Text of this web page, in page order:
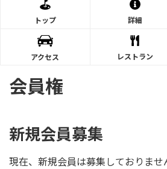
トップ 詳細
アクセス レストラン
会員権
新規会員募集
現在、新規会員は募集しておりませ